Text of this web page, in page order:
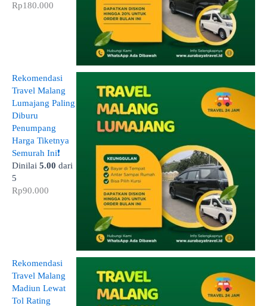
Rp180.000
Rekomendasi
Travel Malang
Lumajang Paling
Diburu
Penumpang
Harga Tiketnya
Semurah Ini❗
Dinilai 5.00 dari
5
Rp90.000
Rekomendasi
Travel Malang
Madiun Lewat
Tol Rating